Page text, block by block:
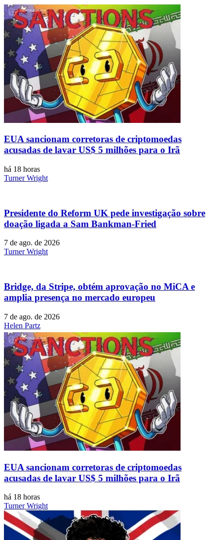
EUA sancionam corretoras de criptomoedas
acusadas de lavar US$ 5 milhões para o Irã
há 18 horas
Turner Wright
Presidente do Reform UK pede investigação sobre
doação ligada a Sam Bankman-Fried
7 de ago. de 2026
Turner Wright
Bridge, da Stripe, obtém aprovação no MiCA e
amplia presença no mercado europeu
7 de ago. de 2026
Helen Partz
EUA sancionam corretoras de criptomoedas
acusadas de lavar US$ 5 milhões para o Irã
há 18 horas
Turner Wright